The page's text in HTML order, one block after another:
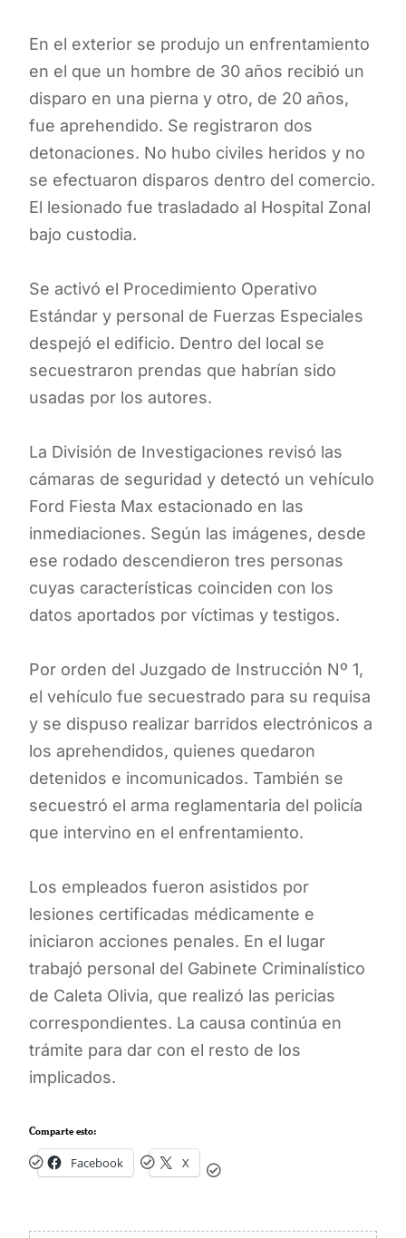
En el exterior se produjo un enfrentamiento
en el que un hombre de 30 años recibió un
disparo en una pierna y otro, de 20 años,
fue aprehendido. Se registraron dos
detonaciones. No hubo civiles heridos y no
se efectuaron disparos dentro del comercio.
El lesionado fue trasladado al Hospital Zonal
bajo custodia.
Se activó el Procedimiento Operativo
Estándar y personal de Fuerzas Especiales
despejó el edificio. Dentro del local se
secuestraron prendas que habrían sido
usadas por los autores.
La División de Investigaciones revisó las
cámaras de seguridad y detectó un vehículo
Ford Fiesta Max estacionado en las
inmediaciones. Según las imágenes, desde
ese rodado descendieron tres personas
cuyas características coinciden con los
datos aportados por víctimas y testigos.
Por orden del Juzgado de Instrucción Nº 1,
el vehículo fue secuestrado para su requisa
y se dispuso realizar barridos electrónicos a
los aprehendidos, quienes quedaron
detenidos e incomunicados. También se
secuestró el arma reglamentaria del policía
que intervino en el enfrentamiento.
Los empleados fueron asistidos por
lesiones certificadas médicamente e
iniciaron acciones penales. En el lugar
trabajó personal del Gabinete Criminalístico
de Caleta Olivia, que realizó las pericias
correspondientes. La causa continúa en
trámite para dar con el resto de los
implicados.
Comparte esto:
Facebook X